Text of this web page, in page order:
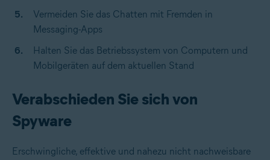
Vermeiden Sie das Chatten mit Fremden in
Messaging-Apps
Halten Sie das Betriebssystem von Computern und
Mobilgeräten auf dem aktuellen Stand
Verabschieden Sie sich von
Spyware
Erschwingliche, effektive und nahezu nicht nachweisbare